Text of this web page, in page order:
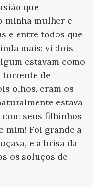
que
minha mulher e
e entre todos que
mais; vi dois
estavam como
torrente de
olhos, eram os
estava
com seus filhinhos
mim! Foi grande a
e a brisa da
os soluços de